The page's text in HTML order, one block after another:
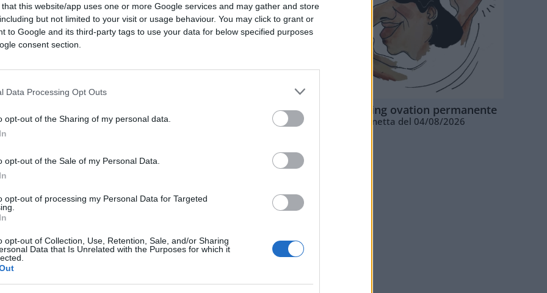
that this website/app uses one or more Google services and may gather and store
but not limited to your visit or usage behaviour. You may click to grant or
to Google and its third-party tags to use your data for below specified purposes
consent section.
Data Processing Opt Outs
opt-out of the Sharing of my personal data.
opt-out of the Sale of my Personal Data.
opt-out of processing my Personal Data for Targeted
opt-out of Collection, Use, Retention, Sale, and/or Sharing
Data that Is Unrelated with the Purposes for which it
di Luigi Bisignani
11 Settembre 2022, 14:00
9.5k
Le banche centrali non
più. Cosa fare per
11 Giugno 2022, 15:43
parte la sfida alla sostituzione
gas: Draghi lancia la Hydrogen
Valley
La standing ovation permanente
Vignetta del 04/08/2026